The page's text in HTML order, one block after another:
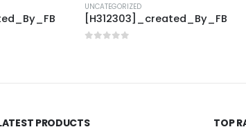
UNCATEGORIZED
[H312303]_created_By_FB
PRODUCTS TOP